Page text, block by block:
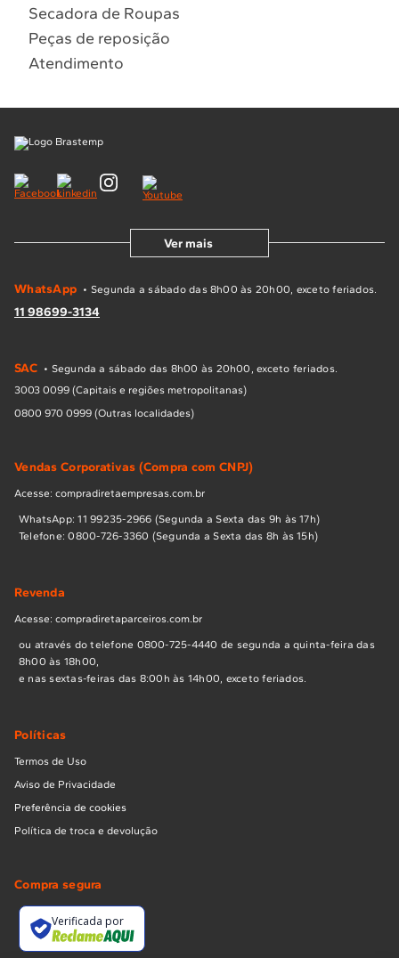
Secadora de Roupas
Peças de reposição
Atendimento
Ver mais
WhatsApp • Segunda a sábado das 8h00 às 20h00, exceto feriados.
11 98699-3134
SAC • Segunda a sábado das 8h00 às 20h00, exceto feriados.
3003 0099 (Capitais e regiões metropolitanas)
0800 970 0999 (Outras localidades)
Vendas Corporativas (Compra com CNPJ)
Acesse: compradiretaempresas.com.br
WhatsApp: 11 99235-2966 (Segunda a Sexta das 9h às 17h)
Telefone: 0800-726-3360 (Segunda a Sexta das 8h às 15h)
Revenda
Acesse: compradiretaparceiros.com.br
ou através do telefone 0800-725-4440 de segunda a quinta-feira das
8h00 às 18h00,
e nas sextas-feiras das 8:00h às 14h00, exceto feriados.
Políticas
Termos de Uso
Aviso de Privacidade
Preferência de cookies
Política de troca e devolução
Compra segura
Verificada por